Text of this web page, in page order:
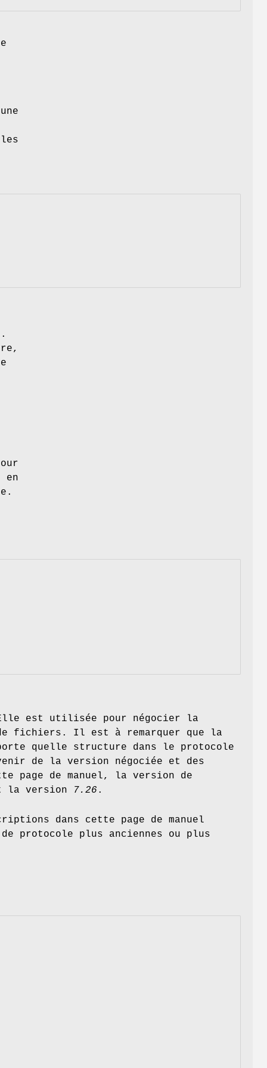
en
Elle est utilisée pour négocier la
fichiers. Il est à remarquer que la
quelle structure dans le protocole
de la version négociée et des
page de manuel, la version de
la version
7.26 .
dans cette page de manuel
protocole plus anciennes ou plus